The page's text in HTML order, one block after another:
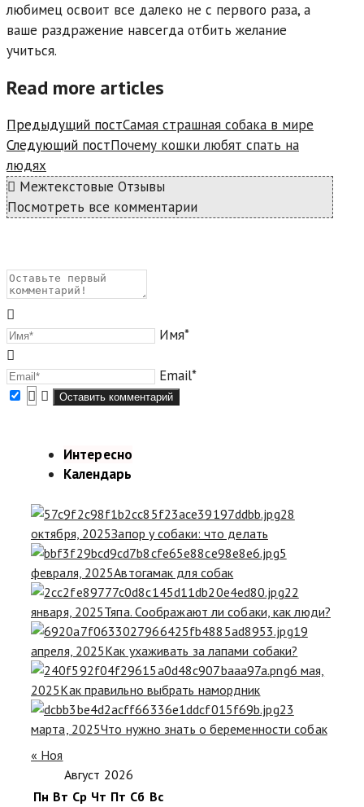
любимец освоит все далеко не с первого раза, а
ваше раздражение навсегда отбить желание
учиться.
Read more articles
Предыдущий постСамая страшная собака в мире
Следующий постПочему кошки любят спать на
людях
Межтекстовые Отзывы
Посмотреть все комментарии
Имя*
Email*
Интересно
Календарь
28
октября, 2025Запор у собаки: что делать
5
февраля, 2025Автогамак для собак
22
января, 2025Тяпа. Соображают ли собаки, как люди?
19
апреля, 2025Как ухаживать за лапами собаки?
6 мая,
2025Как правильно выбрать намордник
23
марта, 2025Что нужно знать о беременности собак
« Ноя
Август 2026
Пн Вт Ср Чт Пт Сб Вс